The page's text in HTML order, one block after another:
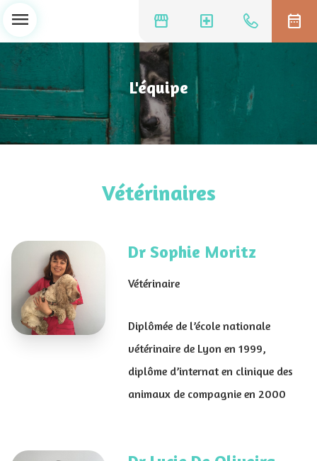
storefront local_hospital date_range
menu
L'équipe
Vétérinaires
Dr Sophie Moritz
Vétérinaire
Diplômée de l’école nationale
vétérinaire de Lyon en 1999,
diplôme d’internat en clinique des
animaux de compagnie en 2000